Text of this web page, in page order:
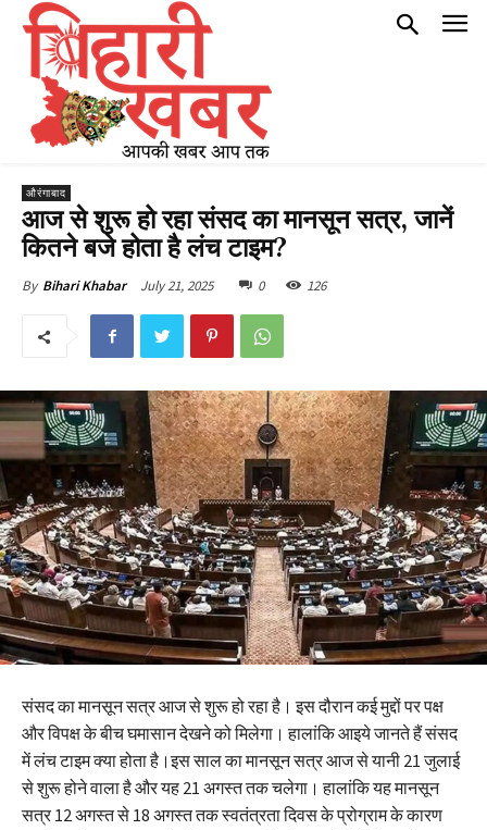
औरंगाबाद
आज से शुरू हो रहा संसद का मानसून सत्र, जानें
कितने बजे होता है लंच टाइम?
By Bihari Khabar July 21, 2025 0 126
संसद का मानसून सत्र आज से शुरू हो रहा है। इस दौरान कई मुद्दों पर पक्ष
और विपक्ष के बीच घमासान देखने को मिलेगा। हालांकि आइये जानते हैं संसद
में लंच टाइम क्या होता है।इस साल का मानसून सत्र आज से यानी 21 जुलाई
से शुरू होने वाला है और यह 21 अगस्त तक चलेगा। हालांकि यह मानसून
सत्र 12 अगस्त से 18 अगस्त तक स्वतंत्रता दिवस के प्रोग्राम के कारण